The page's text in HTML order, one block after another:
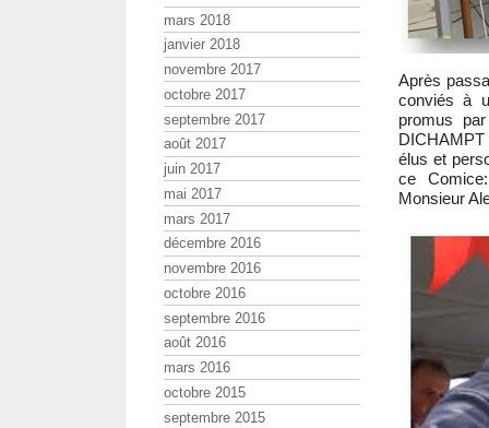
Après
conviés à
promus
élus et
ce
Monsieur
mars 2018
janvier 2018
novembre 2017
octobre 2017
septembre 2017
août 2017
juin 2017
mai 2017
mars 2017
décembre 2016
novembre 2016
octobre 2016
septembre 2016
août 2016
mars 2016
octobre 2015
septembre 2015